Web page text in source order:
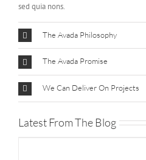
sed quia nons.
The Avada Philosophy
The Avada Promise
We Can Deliver On Projects
Latest From The Blog